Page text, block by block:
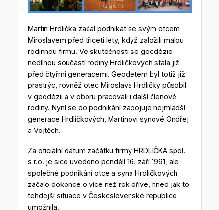
Martin Hrdlička začal podnikat se svým otcem
Miroslavem před třiceti lety, když založili malou
rodinnou firmu. Ve skutečnosti se geodézie
nedílnou součástí rodiny Hrdličkových stala již
před čtyřmi generacemi. Geodetem byl totiž již
prastrýc, rovněž otec Miroslava Hrdličky působil
v geodézii a v oboru pracovali i další členové
rodiny. Nyní se do podnikání zapojuje nejmladší
generace Hrdličkových, Martinovi synové Ondřej
a Vojtěch.
Za oficiální datum začátku firmy HRDLIČKA spol.
s r.o. je sice uvedeno pondělí 16. září 1991, ale
společné podnikání otce a syna Hrdličkových
začalo dokonce o více než rok dříve, hned jak to
tehdejší situace v Československé republice
umožnila.